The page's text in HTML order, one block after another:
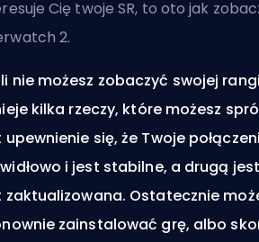
Cię twoje SR, to otojak
2.
nie możesz zobaczyć swojej
kilka rzeczy, które możesz
upewnienie się, że Twoje
i jest stabilne, a drugą
zaktualizowana. Ostatecznie
zainstalować grę, albo